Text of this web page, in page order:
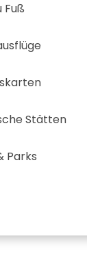
Fuß
Stätten
Parks